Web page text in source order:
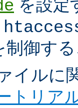
を設定
制御す
イルに
トリア